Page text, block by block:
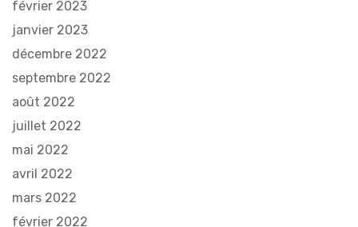
février 2023
janvier 2023
décembre 2022
septembre 2022
août 2022
juillet 2022
mai 2022
avril 2022
mars 2022
février 2022